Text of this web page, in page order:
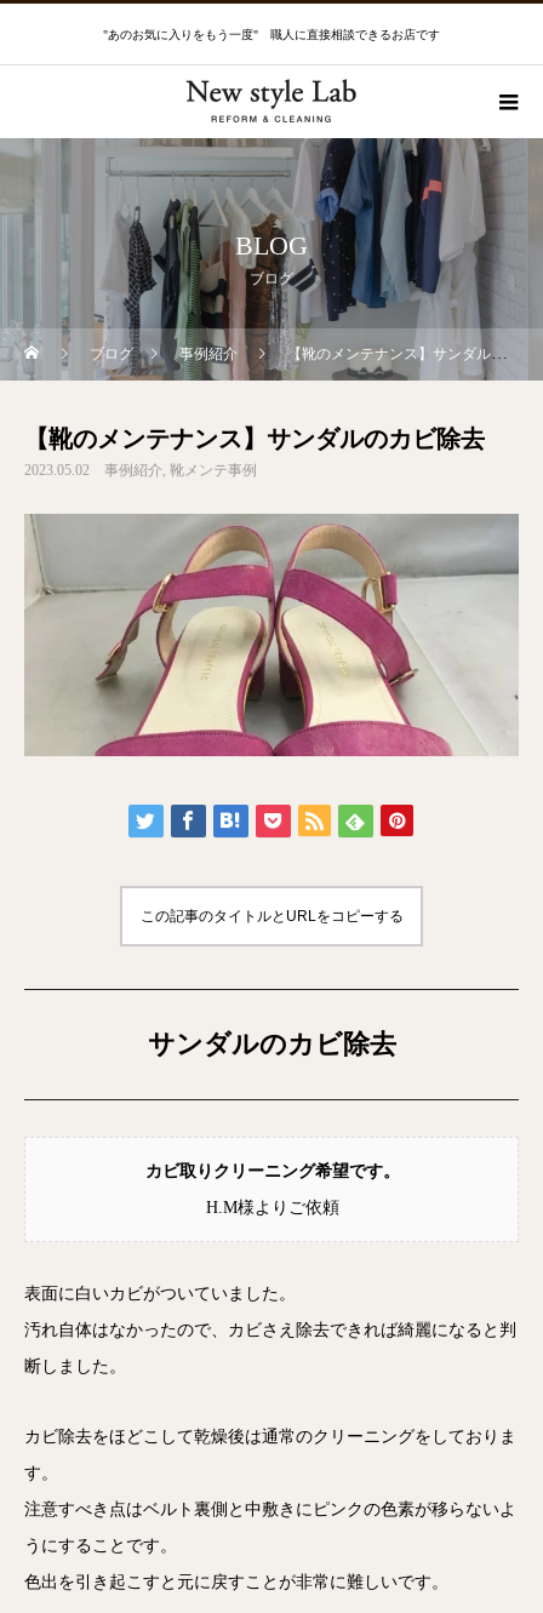
"あのお気に入りをもう一度" 職人に直接相談できるお店です
BLOG
ブログ
ブログ 事例紹介 【靴のメンテナンス】サンダルのカビ除去
【靴のメンテナンス】サンダルのカビ除去
2023.05.02 事例紹介 靴メンテ事例
この記事のタイトルとURLをコピーする
サンダルのカビ除去
カビ取りクリーニング希望です。
H.M様よりご依頼
表面に白いカビがついていました。
汚れ自体はなかったので、カビさえ除去できれば綺麗になると判
断しました。
カビ除去をほどこして乾燥後は通常のクリーニングをしておりま
す。
注意すべき点はベルト裏側と中敷きにピンクの色素が移らないよ
うにすることです。
色出を引き起こすと元に戻すことが非常に難しいです。